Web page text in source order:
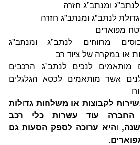
ומנתב”ג חזרה
לנתב”ג ומנתב”ג חזרה
מפוארים
מרווחים לנתב”ג ומנתב”ג
או במקרה של ציוד רב
מותאמים לנכים לנתב”ג הרכבים
אשר מותאמים לכסא הגלגלים
לקבוצות או משלחות גדולות
החברה עוד עשרות כלי רכב
והיא ערוכה לספק הסעות גם